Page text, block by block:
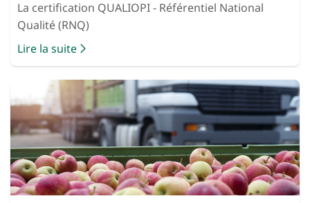
La certification QUALIOPI - Référentiel National
Qualité (RNQ)
Lire la suite